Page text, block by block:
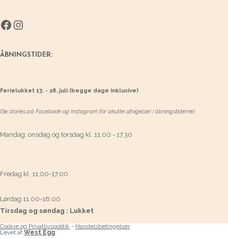
Facebook
Instagram
ÅBNINGSTIDER:
Ferielukket 13. - 28. juli (begge dage inklusive)
(Se stories på Facebook og Instagram for akutte afvigelser i åbningstiderne)
Mandag, onsdag og torsdag kl. 11.00 - 17.30
Fredag kl. 11.00-17.00
Lørdag 11.00-16.00
Tirsdag og søndag : Lukket
Cookie og Privatlivspolitik - Handelsbetingelser
Levet af West Egg